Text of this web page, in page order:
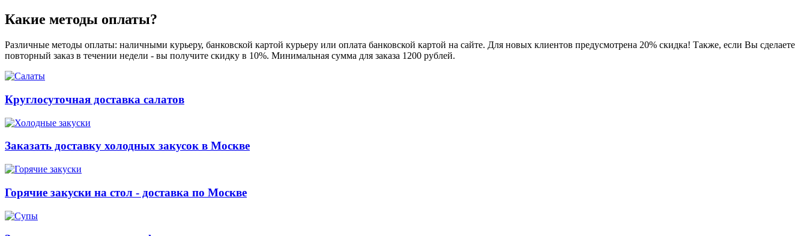
Какие методы оплаты?
Различные методы оплаты: наличными курьеру, банковской картой курьеру или оплата банковской картой на сайте. Для новых клиентов предусмотрена 20% скидка! Также, если Вы сделаете
повторный заказ в течении недели - вы получите скидку в 10%. Минимальная сумма для заказа 1200 рублей.
Круглосуточная доставка салатов
Заказать доставку холодных закусок в Москве
Горячие закуски на стол - доставка по Москве